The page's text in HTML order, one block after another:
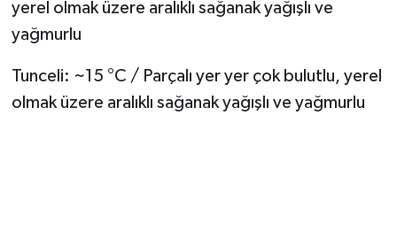
yerel olmak üzere aralıklı sağanak yağışlı ve
yağmurlu
Tunceli: ~15 °C / Parçalı yer yer çok bulutlu, yerel
olmak üzere aralıklı sağanak yağışlı ve yağmurlu